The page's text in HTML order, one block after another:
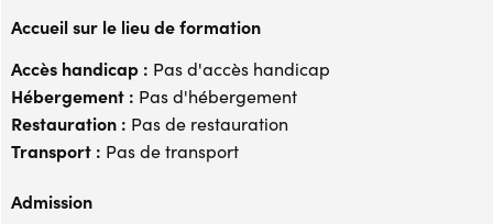
Accueil sur le lieu de formation
Accès handicap : Pas d'accès handicap
Hébergement : Pas d'hébergement
Restauration : Pas de restauration
Transport : Pas de transport
Admission